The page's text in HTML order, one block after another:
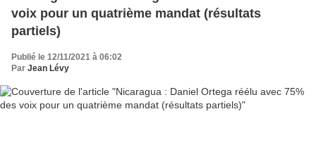
voix pour un quatrième mandat (résultats
partiels)
Publié le 12/11/2021 à 06:02
Par Jean Lévy